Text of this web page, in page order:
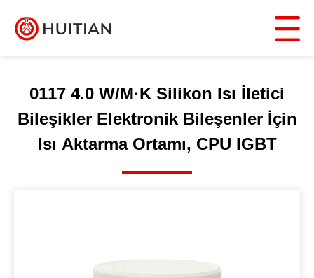
0117 4.0 W/M·K Silikon Isı İletici
Bileşikler Elektronik Bileşenler İçin
Isı Aktarma Ortamı, CPU IGBT